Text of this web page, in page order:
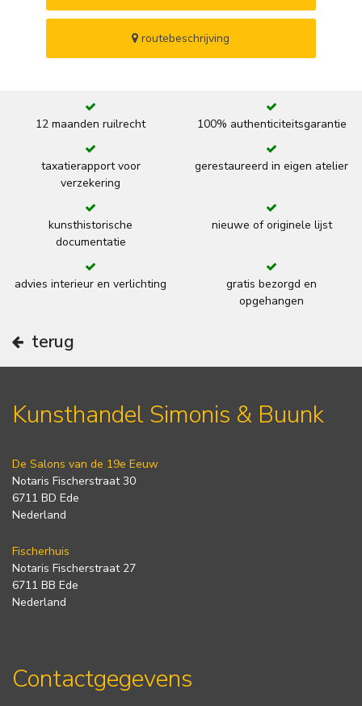
routebeschrijving
12 maanden ruilrecht 100% authenticiteitsgarantie
taxatierapport voor
verzekering
gerestaureerd in eigen atelier
kunsthistorische
documentatie
nieuwe of originele lijst
advies interieur en verlichting
gratis bezorgd en
opgehangen
terug
Kunsthandel Simonis & Buunk
De Salons van de 19e Eeuw
Notaris Fischerstraat 30
6711 BD Ede
Nederland
Fischerhuis
Notaris Fischerstraat 27
6711 BB Ede
Nederland
Contactgegevens